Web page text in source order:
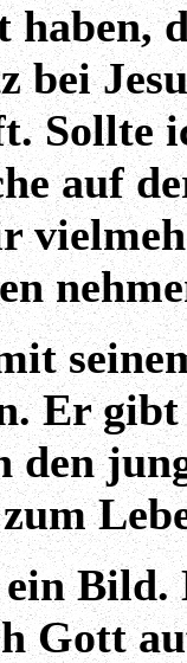
haben,
bei
Sollte
auf
Er gibt
den
Bild.
Gott